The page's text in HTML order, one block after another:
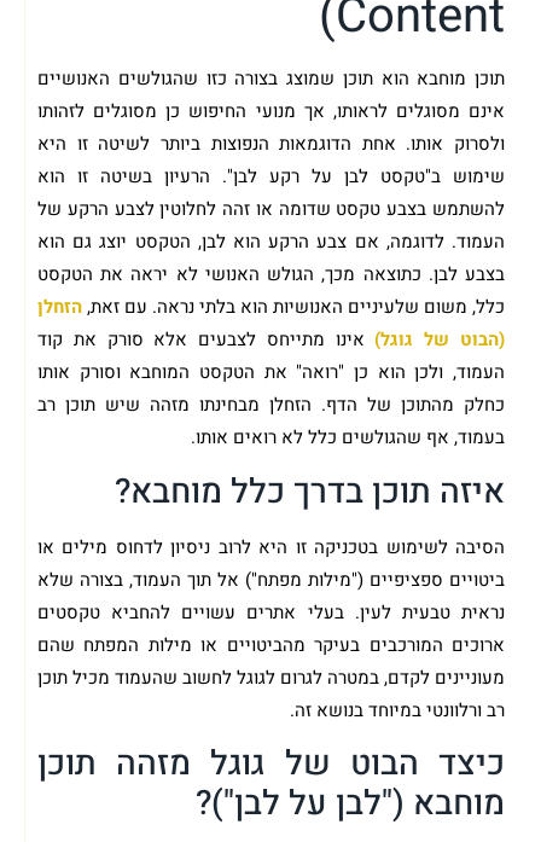
Content)
תוכן מוחבא הוא תוכן שמוצג בצורה כזו שהגולשים האנושיים
אינם מסוגלים לראותו, אך מנועי החיפוש כן מסוגלים לזהותו
ולסרוק אותו. אחת הדוגמאות הנפוצות ביותר לשיטה זו היא
שימוש ב"טקסט לבן על רקע לבן". הרעיון בשיטה זו הוא
להשתמש בצבע טקסט שדומה או זהה לחלוטין לצבע הרקע של
העמוד. לדוגמה, אם צבע הרקע הוא לבן, הטקסט יוצג גם הוא
בצבע לבן. כתוצאה מכך, הגולש האנושי לא יראה את הטקסט
כלל, משום שלעיניים האנושיות הוא בלתי נראה. עם זאת,הזחלן
(הבוט של גוגל) אינו מתייחס לצבעים אלא סורק את קוד
העמוד, ולכן הוא כן "רואה" את הטקסט המוחבא וסורק אותו
כחלק מהתוכן של הדף. הזחלן מבחינתו מזהה שיש תוכן רב
בעמוד, אף שהגולשים כלל לא רואים אותו.
איזה תוכן בדרך כלל מוחבא?
הסיבה לשימוש בטכניקה זו היא לרוב ניסיון לדחוס מילים או
ביטויים ספציפיים ("מילות מפתח") אל תוך העמוד, בצורה שלא
נראית טבעית לעין. בעלי אתרים עשויים להחביא טקסטים
ארוכים המורכבים בעיקר מהביטויים או מילות המפתח שהם
מעוניינים לקדם, במטרה לגרום לגוגל לחשוב שהעמוד מכיל תוכן
רב ורלוונטי במיוחד בנושא זה.
כיצד הבוט של גוגל מזהה תוכן
מוחבא ("לבן על לבן")?